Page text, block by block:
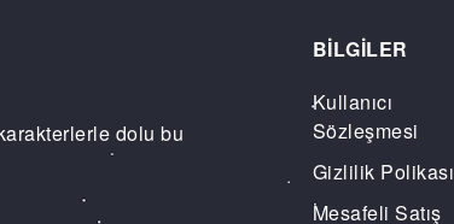
dolu bu
BİLGİLER
Kullanıcı
Sözleşmesi
Gizlilik Polikası
Mesafeli Satış